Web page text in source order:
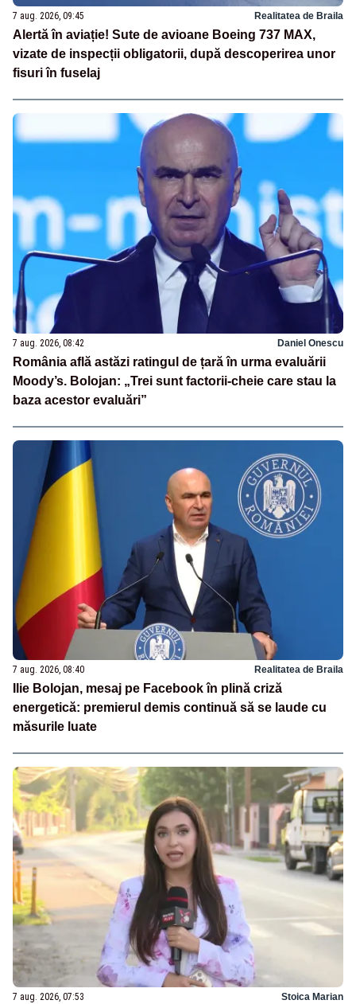
7 aug. 2026, 09:45 Realitatea de Braila
Alertă în aviație! Sute de avioane Boeing 737 MAX,
vizate de inspecții obligatorii, după descoperirea unor
fisuri în fuselaj
7 aug. 2026, 08:42 Daniel Onescu
România află astăzi ratingul de țară în urma evaluării
Moody’s. Bolojan: „Trei sunt factorii-cheie care stau la
baza acestor evaluări”
7 aug. 2026, 08:40 Realitatea de Braila
Ilie Bolojan, mesaj pe Facebook în plină criză
energetică: premierul demis continuă să se laude cu
măsurile luate
7 aug. 2026, 07:53 Stoica Marian